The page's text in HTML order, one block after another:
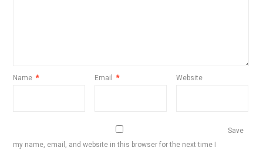
Name * Email * Website
Save
my name, email, and website in this browser for the next time I